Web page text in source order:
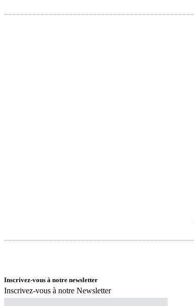
Inscrivez-vous à notre newsletter
Inscrivez-vous à notre Newsletter